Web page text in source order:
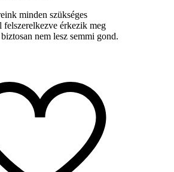
minden szükséges
felszerelkezve érkezik meg
nem lesz semmi gond.